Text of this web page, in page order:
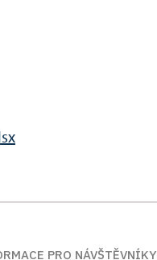
PRO NÁVŠTĚVNÍKY